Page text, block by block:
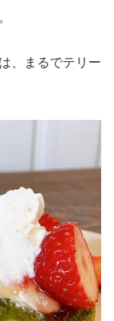
、まるでテリー